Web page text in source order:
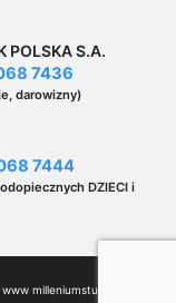
POLSKA S.A.
7436
darowizny)
7444
DZIECI i
www milleniumstudio.pl